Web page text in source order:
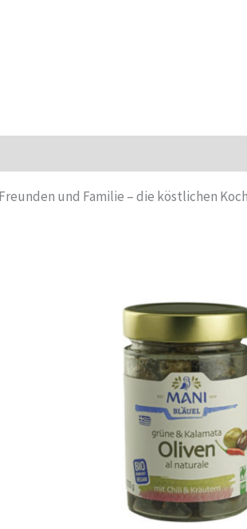
und Familie – die köstlichen